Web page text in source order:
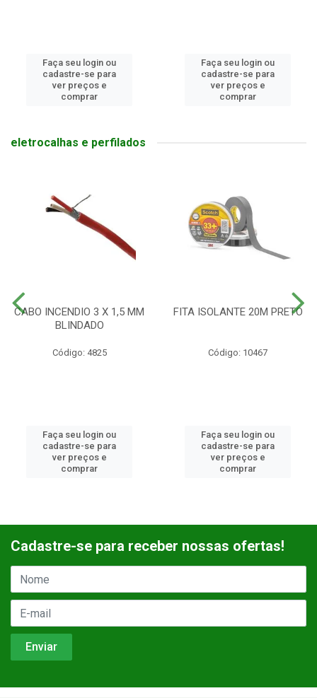
Faça seu login ou
cadastre-se para
ver preços e
comprar
Faça seu login ou
cadastre-se para
ver preços e
comprar
eletrocalhas e perfilados
CABO INCENDIO 3 X 1,5 MM
BLINDADO
Código: 4825
Faça seu login ou
cadastre-se para
ver preços e
comprar
FITA ISOLANTE 20M PRETO
Código: 10467
Faça seu login ou
cadastre-se para
ver preços e
comprar
Cadastre-se para receber nossas ofertas!